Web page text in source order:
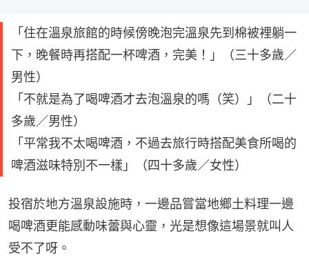
「住在溫泉旅館的時候傍晚泡完溫泉先到棉被裡躺一
下，晚餐時再搭配一杯啤酒，完美！」（三十多歲／
男性）
「不就是為了喝啤酒才去泡溫泉的嗎（笑）」（二十
多歲／男性）
「平常我不太喝啤酒，不過去旅行時搭配美食所喝的
啤酒滋味特別不一樣」（四十多歲／女性）
投宿於地方溫泉設施時，一邊品嘗當地鄉土料理一邊
喝啤酒更能感動味蕾與心靈，光是想像這場景就叫人
受不了呀。